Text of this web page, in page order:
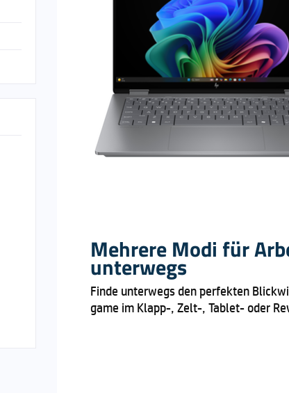
Mehrere Modi für
unterwegs
Finde unterwegs den perfekten
game im Klapp-, Zelt-, Tablet- oder